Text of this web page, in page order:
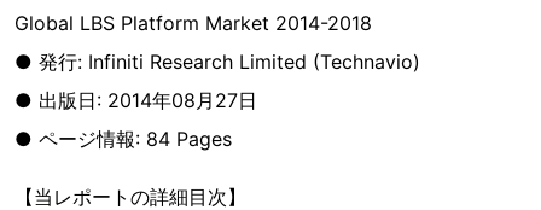
Global LBS Platform Market 2014-2018
● 発行: Infiniti Research Limited (Technavio)
● 出版日: 2014年08月27日
● ページ情報: 84 Pages
【当レポートの詳細目次】